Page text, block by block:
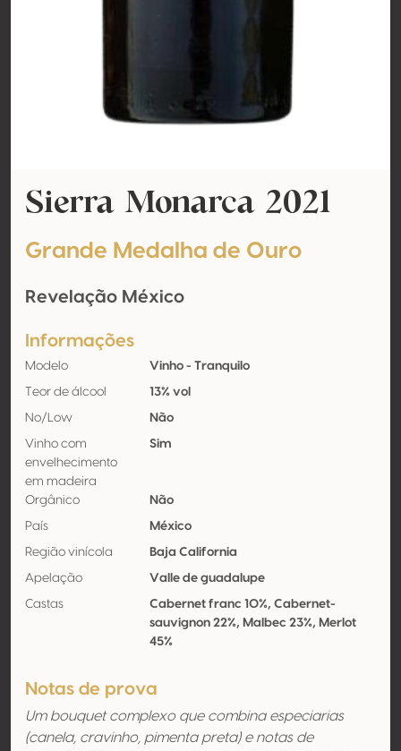
Sierra Monarca 2021
Grande Medalha de Ouro
Revelação México
Informações
Modelo Vinho - Tranquilo
Teor de álcool 13% vol
No/Low Não
Vinho com
envelhecimento
em madeira
Sim
Orgânico Não
País México
Região vinícola Baja California
Apelação Valle de guadalupe
Castas
Cabernet franc 10%, Cabernet-
sauvignon 22%, Malbec 23%, Merlot
45%
Notas de prova
Um bouquet complexo que combina especiarias
(canela, cravinho, pimenta preta) e notas de